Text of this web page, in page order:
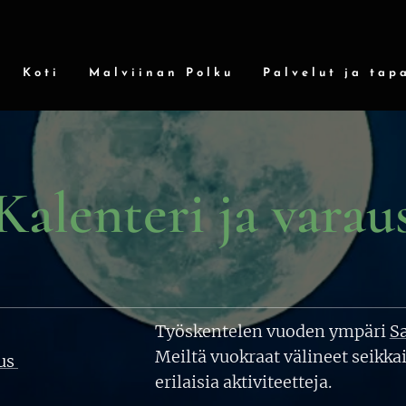
Koti Malviinan Polku Palvelut ja
ja
Työskentelen vuoden ympäri
Meiltä vuokraat välineet
erilaisia aktiviteetteja.